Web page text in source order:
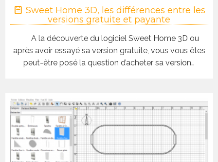
Sweet Home 3D, les différences entre les
versions gratuite et payante
A la découverte du logiciel Sweet Home 3D ou
après avoir essayé sa version gratuite, vous vous êtes
peut-être posé la question d’acheter sa version…